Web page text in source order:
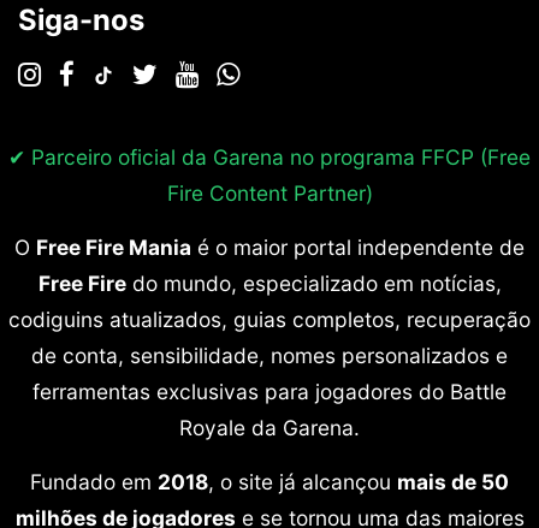
Siga-nos
✔ Parceiro oficial da Garena no programa FFCP (Free
Fire Content Partner)
O Free Fire Mania é o maior portal independente de
Free Firedo mundo, especializado em notícias,
codiguins atualizados, guias completos, recuperação
de conta, sensibilidade, nomes personalizados e
ferramentas exclusivas para jogadores do Battle
Royale da Garena.
Fundado em 2018, o site já alcançou mais de 50
milhões de jogadores e se tornou uma das maiores